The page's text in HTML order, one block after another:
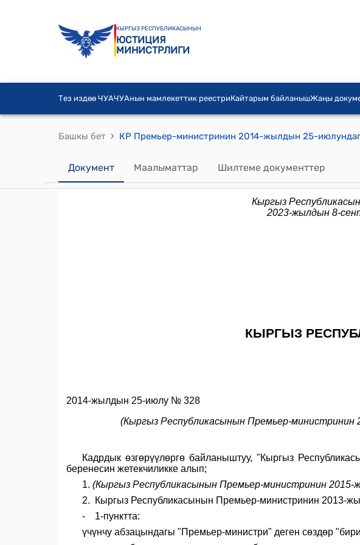
КЫРГЫЗ РЕСПУБЛИКАСЫНЫН
ЮСТИЦИЯ
МИНИСТРЛИГИ
Тез издөө ЧУАЧУАнын мамлекеттик реестриКайтарым байланышЖаңы
Башкы бет ›
Документ Маалыматтар Шилтеме документтер